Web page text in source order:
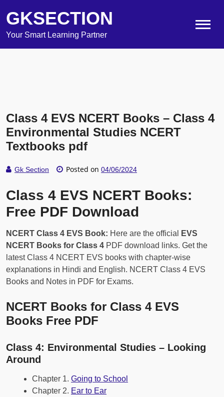
GKSECTION
Your Smart Learning Partner
Class 4 EVS NCERT Books – Class 4
Environmental Studies NCERT
Textbooks pdf
Gk Section Posted on 04/06/2024
Class 4 EVS NCERT Books:
Free PDF Download
NCERT Class 4 EVS Book: Here are the official
EVS
NCERT Books for Class 4 PDF download links. Get the
latest Class 4 NCERT EVS books with chapter-wise
explanations in Hindi and English. NCERT Class 4 EVS
Books and Notes in PDF for Exams.
NCERT Books for Class 4 EVS
Books Free PDF
Class 4: Environmental Studies – Looking
Around
Chapter 1. Going to School
Chapter 2. Ear to Ear